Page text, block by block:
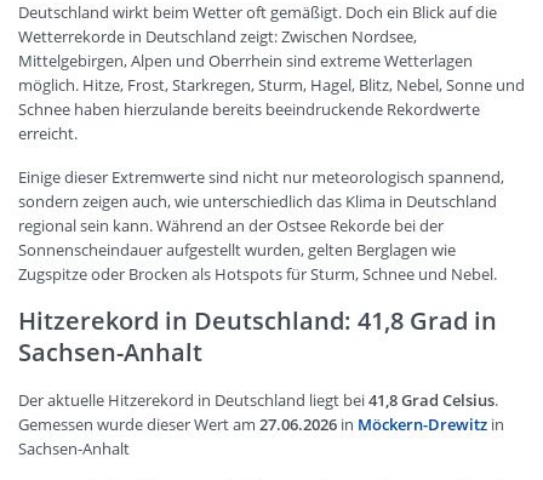
Deutschland wirkt beim Wetter oft gemäßigt. Doch ein Blick auf die
Wetterrekorde in Deutschland zeigt: Zwischen Nordsee,
Mittelgebirgen, Alpen und Oberrhein sind extreme Wetterlagen
möglich. Hitze, Frost, Starkregen, Sturm, Hagel, Blitz, Nebel, Sonne und
Schnee haben hierzulande bereits beeindruckende Rekordwerte
erreicht.
Einige dieser Extremwerte sind nicht nur meteorologisch spannend,
sondern zeigen auch, wie unterschiedlich das Klima in Deutschland
regional sein kann. Während an der Ostsee Rekorde bei der
Sonnenscheindauer aufgestellt wurden, gelten Berglagen wie
Zugspitze oder Brocken als Hotspots für Sturm, Schnee und Nebel.
Hitzerekord in Deutschland: 41,8 Grad in
Sachsen-Anhalt
Der aktuelle Hitzerekord in Deutschland liegt bei41,8 Grad Celsius.
Gemessen wurde dieser Wert am 27.06.2026 in Möckern-Drewitz in
Sachsen-Anhalt